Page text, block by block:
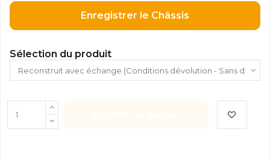
Enregistrer le Châssis
Sélection du produit